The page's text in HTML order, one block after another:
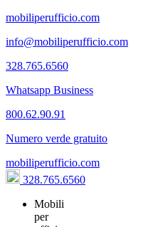
mobiliperufficio.com
info@mobiliperufficio.com
328.765.6560
Whatsapp Business
800.62.90.91
Numero verde gratuito
mobiliperufficio.com
328.765.6560
Mobili
per